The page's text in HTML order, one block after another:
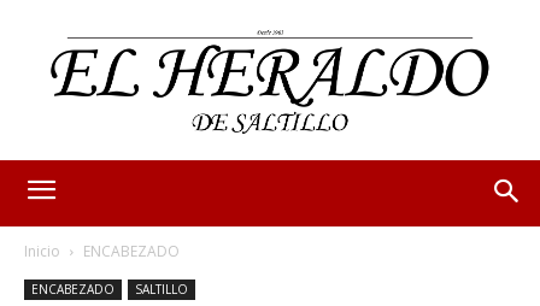
Inicio ENCABEZADO
ENCABEZADO SALTILLO